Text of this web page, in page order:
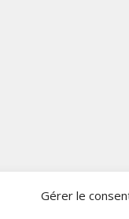
Gérer le